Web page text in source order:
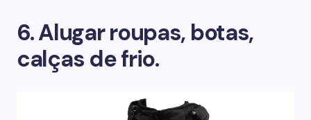
6. Alugar roupas, botas,
calças de frio.